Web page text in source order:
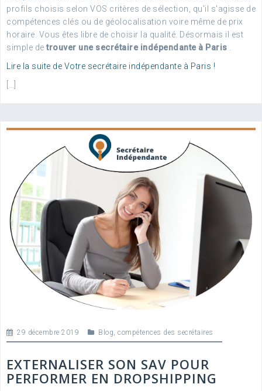
profils choisis selon VOS critères de sélection, qu'il s'agisse de
compétences clés ou de géolocalisation voire même de prix
horaire. Vous êtes libre de choisir la qualité. Désormais il est
simple detrouver une secrétaire indépendante à Paris
Lire la suite de Votre secrétaire indépendante à Paris !
29 décembre 2019 Blog, compétences des secrétaires
EXTERNALISER SON SAV POUR
PERFORMER EN DROPSHIPPING